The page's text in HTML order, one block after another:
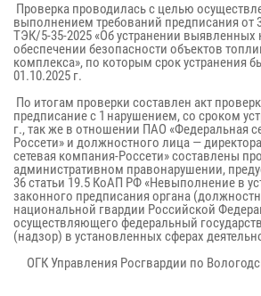
Проверка проводилась с целью
выполнением требований предписания от
ТЭК/5-35-2025 «Об устранении выявленных
обеспечении безопасности объектов
комплекса», по которым срок устранения
01.10.2025 г.
По итогам проверки составлен акт
предписание с 1 нарушением, со сроком
г., так же в отношении ПАО «Федеральная
Россети» и должностного лица —
сетевая компания-Россети» составлены
административном правонарушении,
36 статьи 19.5 КоАП РФ «Невыполнение в
законного предписания органа
национальной гвардии Российской
осуществляющего федеральный
(надзор) в установленных сферах
ОГК Управления Росгвардии по